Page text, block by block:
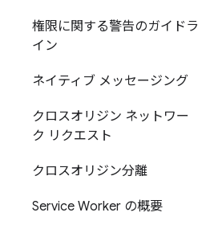
権限に関する警告のガイドラ
イン
ネイティブ メッセージング
クロスオリジン ネットワー
ク リクエスト
クロスオリジン分離
Service Worker の概要